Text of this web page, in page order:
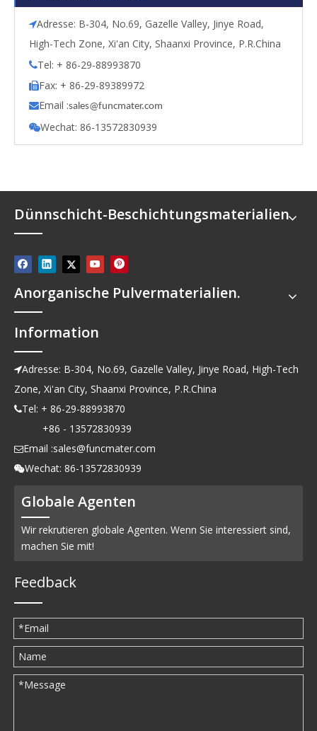
Adresse: B-304, No.69, Gazelle Valley, Jinye Road,
High-Tech Zone, Xi'an City, Shaanxi Province, P.R.China
Tel: + 86-29-88993870
Fax: + 86-29-89389972
Email :sales@funcmater.com
Wechat: 86-13572830939
Dünnschicht-Beschichtungsmaterialien
Anorganische Pulvermaterialien.
Information
Adresse: B-304, No.69, Gazelle Valley, Jinye Road, High-Tech
Zone, Xi'an City, Shaanxi Province, P.R.China
Tel: + 86-29-88993870
+86 - 13572830939
Email :sales@funcmater.com
Wechat: 86-13572830939
Globale Agenten
Wir rekrutieren globale Agenten. Wenn Sie interessiert sind,
machen Sie mit!
Feedback